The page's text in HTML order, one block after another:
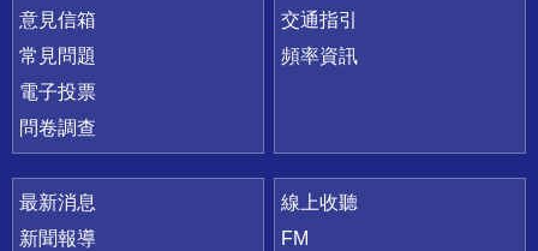
意見信箱
常見問題
電子投票
問卷調查
交通指引
頻率資訊
最新消息
新聞報導
線上收聽
FM